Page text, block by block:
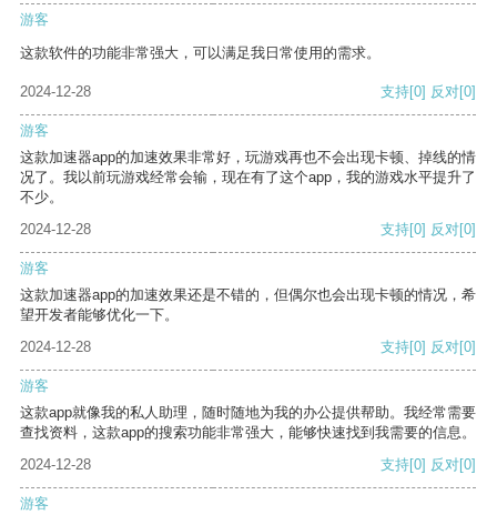
游客
这款软件的功能非常强大，可以满足我日常使用的需求。
2024-12-28 支持[0] 反对[0]
游客
这款加速器app的加速效果非常好，玩游戏再也不会出现卡顿、掉线的情
况了。我以前玩游戏经常会输，现在有了这个app，我的游戏水平提升了
不少。
2024-12-28
支持[0] 反对[0]
游客
这款加速器app的加速效果还是不错的，但偶尔也会出现卡顿的情况，希
望开发者能够优化一下。
2024-12-28
支持[0] 反对[0]
游客
这款app就像我的私人助理，随时随地为我的办公提供帮助。我经常需要
查找资料，这款app的搜索功能非常强大，能够快速找到我需要的信息。
2024-12-28
支持[0] 反对[0]
游客